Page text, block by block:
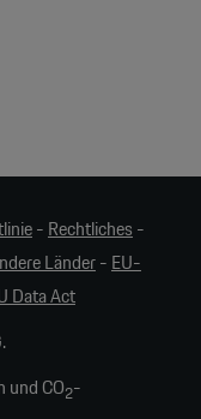
-Rechtliches-
Länder-EU-
Data Act
CO2-